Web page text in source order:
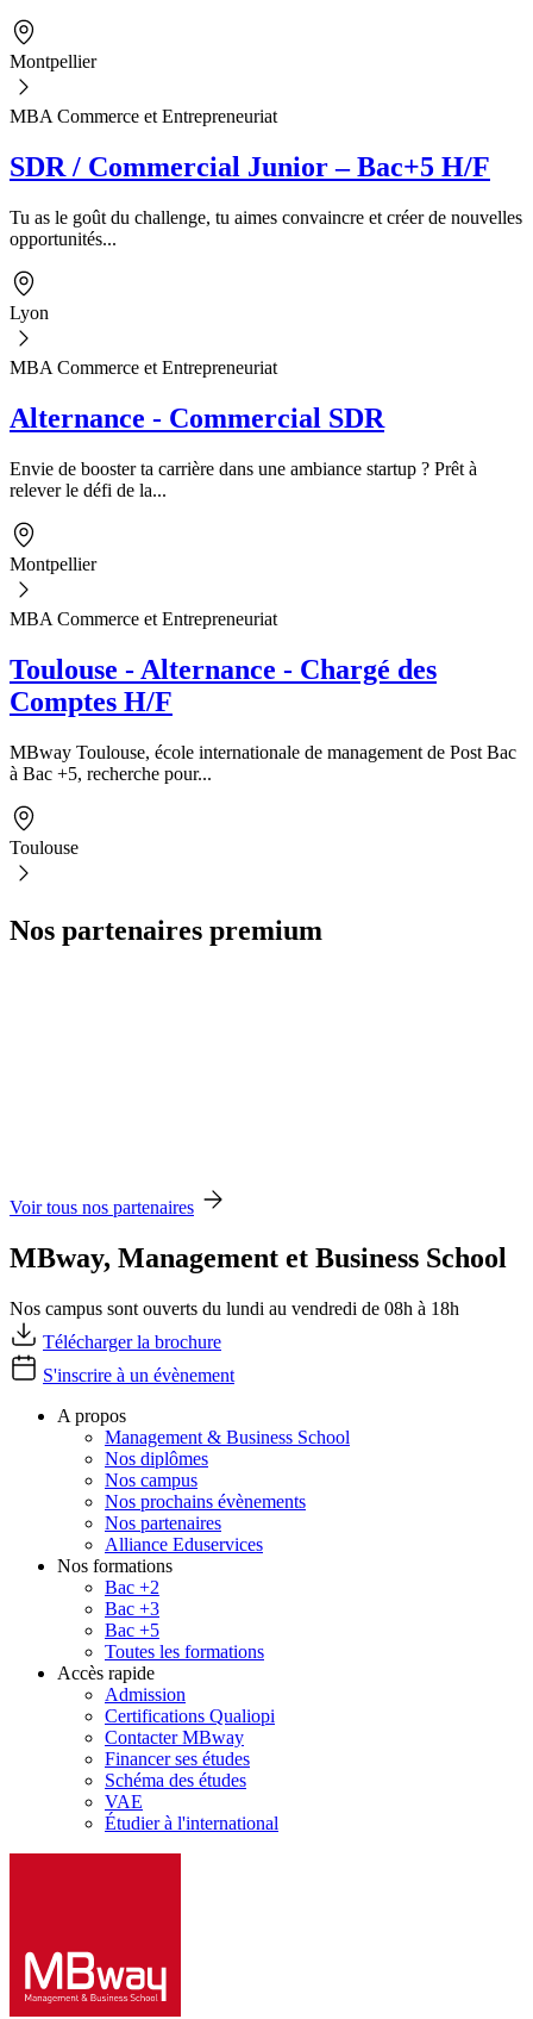
Montpellier
MBA Commerce et Entrepreneuriat
SDR / Commercial Junior – Bac+5 H/F
Tu as le goût du challenge, tu aimes convaincre et créer de nouvelles
opportunités...
Lyon
MBA Commerce et Entrepreneuriat
Alternance - Commercial SDR
Envie de booster ta carrière dans une ambiance startup ? Prêt à
relever le défi de la...
Montpellier
MBA Commerce et Entrepreneuriat
Toulouse - Alternance - Chargé des
Comptes H/F
MBway Toulouse, école internationale de management de Post Bac
à Bac +5, recherche pour...
Toulouse
Nos partenaires premium
Voir tous nos partenaires
MBway, Management et Business School
Nos campus sont ouverts du lundi au vendredi de 08h à 18h
Télécharger la brochure
S'inscrire à un évènement
A propos
Management & Business School
Nos diplômes
Nos campus
Nos prochains évènements
Nos partenaires
Alliance Eduservices
Nos formations
Bac +2
Bac +3
Bac +5
Toutes les formations
Accès rapide
Admission
Certifications Qualiopi
Contacter MBway
Financer ses études
Schéma des études
VAE
Étudier à l'international